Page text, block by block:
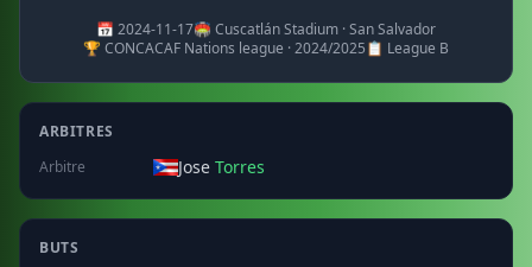
📅 2024-11-17🏟️ Cuscatlán Stadium · San Salvador
🏆 CONCACAF Nations league · 2024/2025📋 League B
ARBITRES
Arbitre
Jose Torres
BUTS